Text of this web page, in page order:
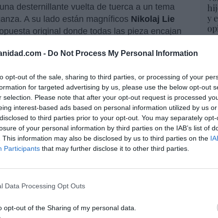
- Do Not Process My Personal Information
opt-out of the sale, sharing to third parties, or processing of your
for targeted advertising by us, please use the below opt-out
selection. Please note that after your opt-out request is processed
interest-based ads based on personal information utilized by us
to third parties prior to your opt-out. You may separately
of your personal information by third parties on the IAB’s list of
This information may also be disclosed by us to third parties on the
Participants that may further disclose it to other third parties.
Data Processing Opt Outs
opt-out of the Sharing of my personal data.
desternillante vuelta de tuerca a un tema
A su lado están magníficos Nikolaj Lie
original donde todas las pieza encajan
argumento, y en la que es inevitable
que encuentran en su amistad la
de agosto.
y no se asusten de una violencia
las películas de Tarantino.
este artículo?
newsletter y recibe cada dia
y